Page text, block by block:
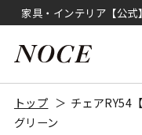
家具・インテリア【公
トップ
チェアRY54
グリーン